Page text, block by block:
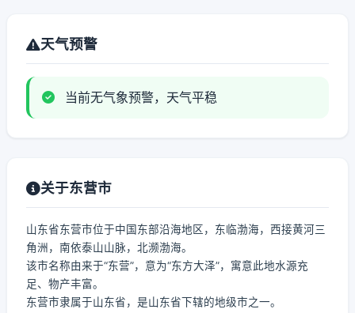
天气预警
当前无气象预警，天气平稳
关于东营市
山东省东营市位于中国东部沿海地区，东临渤海，西接黄河三
角洲，南依泰山山脉，北濒渤海。
该市名称由来于“东营”，意为“东方大泽”，寓意此地水源充
足、物产丰富。
东营市隶属于山东省，是山东省下辖的地级市之一。